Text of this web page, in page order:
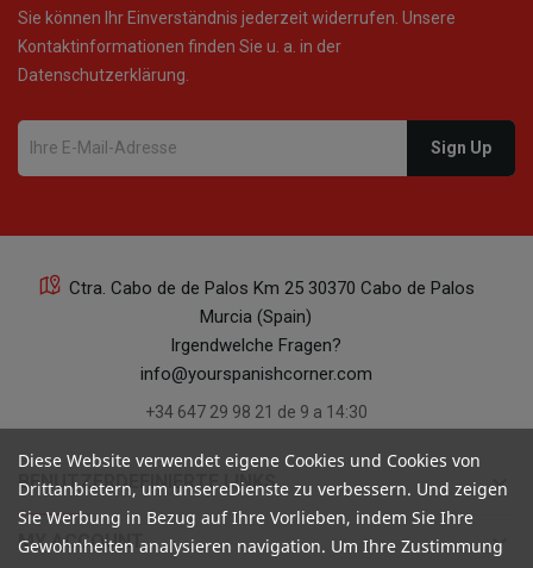
Sie können Ihr Einverständnis jederzeit widerrufen. Unsere
Kontaktinformationen finden Sie u. a. in der
Datenschutzerklärung.
Ctra. Cabo de de Palos Km 25 30370 Cabo de Palos
Murcia (Spain)
Irgendwelche Fragen?
info@yourspanishcorner.com
+34 647 29 98 21 de 9 a 14:30
BENUTZERDEFINIERTE LINKS keyboard_arrow_down
MY ACCOUNT keyboard_arrow_down
Diese Website verwendet eigene Cookies und Cookies von
Drittanbietern, um unsereDienste zu verbessern. Und zeigen
Sie Werbung in Bezug auf Ihre Vorlieben, indem Sie Ihre
Gewohnheiten analysieren navigation. Um Ihre Zustimmung